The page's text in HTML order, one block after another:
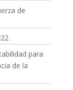
de
para
de la